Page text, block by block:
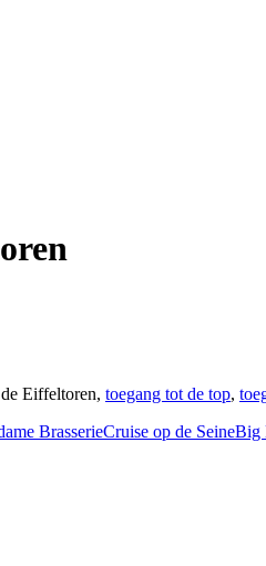
Eiffeltoren, toegang tot de top,
BrasserieCruise op de SeineBig